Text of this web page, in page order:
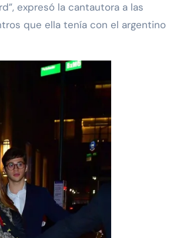
expresó la cantautora a las
que ella tenía con el argentino